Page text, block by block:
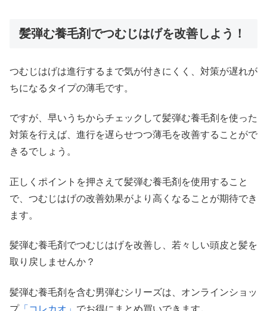
髪弾む養毛剤でつむじはげを改善しよう！
つむじはげは進行するまで気が付きにくく、対策が遅れが
ちになるタイプの薄毛です。
ですが、早いうちからチェックして髪弾む養毛剤を使った
対策を行えば、進行を遅らせつつ薄毛を改善することがで
きるでしょう。
正しくポイントを押さえて髪弾む養毛剤を使用すること
で、つむじはげの改善効果がより高くなることが期待でき
ます。
髪弾む養毛剤でつむじはげを改善し、若々しい頭皮と髪を
取り戻しませんか？
髪弾む養毛剤を含む男弾むシリーズは、オンラインショッ
プ「コレカオ」 でお得にまとめ買いできます。